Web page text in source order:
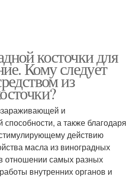
косточки для
Кому следует
из
и
способности, а также благодаря
действию
масла из виноградных
отношении самых разных
внутренних органов и